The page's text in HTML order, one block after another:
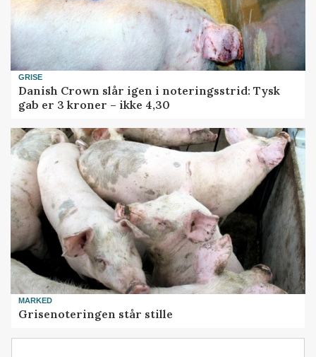
GRISE
Danish Crown slår igen i noteringsstrid: Tysk
gab er 3 kroner – ikke 4,30
MARKED
Grisenoteringen står stille